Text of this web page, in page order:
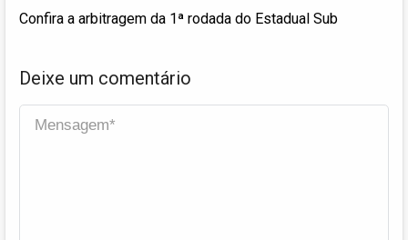
Confira a arbitragem da 1ª rodada do Estadual Sub
Deixe um comentário